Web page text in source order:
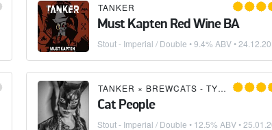
TANKER
Must Kapten Red Wine BA
Stout - Imperial / Double • 9.4% ABV •
TANKER × BREWCATS - TYTÖTKIN PANEE
Cat People
Stout - Imperial / Double • 12.5% ABV •